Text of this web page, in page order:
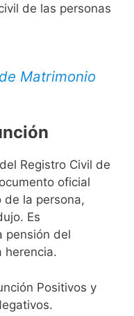
de las personas
Matrimonio
Registro Civil de
oficial
de la persona,
Es
pensión del
herencia.
Positivos y